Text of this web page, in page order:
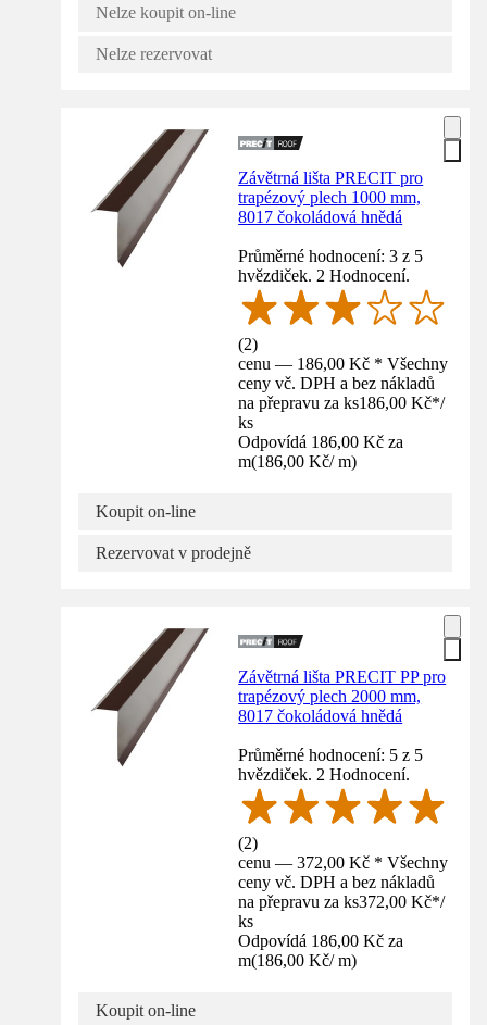
Nelze koupit on-line
Nelze rezervovat
Závětrná lišta PRECIT pro
trapézový plech 1000 mm,
8017 čokoládová hnědá
Průměrné hodnocení: 3 z 5
hvězdiček. 2 Hodnocení.
(2)
cenu — 186,00 Kč * Všechny
ceny vč. DPH a bez nákladů
na přepravu za ks186,00 Kč*/
ks
Odpovídá 186,00 Kč za
m(186,00 Kč/ m)
Koupit on-line
Rezervovat v prodejně
Závětrná lišta PRECIT PP pro
trapézový plech 2000 mm,
8017 čokoládová hnědá
Průměrné hodnocení: 5 z 5
hvězdiček. 2 Hodnocení.
(2)
cenu — 372,00 Kč * Všechny
ceny vč. DPH a bez nákladů
na přepravu za ks372,00 Kč*/
ks
Odpovídá 186,00 Kč za
m(186,00 Kč/ m)
Koupit on-line